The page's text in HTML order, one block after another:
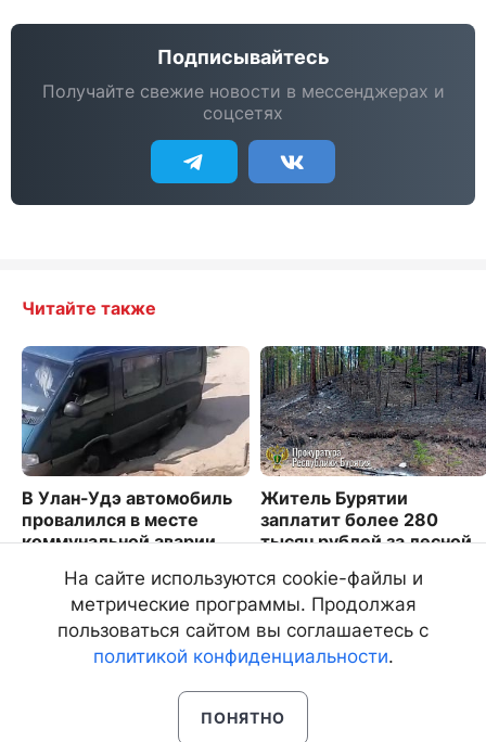
Подписывайтесь
Получайте свежие новости в мессенджерах и
соцсетях
Читайте также
В Улан-Удэ автомобиль
провалился в месте
коммунальной аварии
2330
Житель Бурятии
заплатит более 280
тысяч рублей за лесной
2884
На сайте используются cookie-файлы и
метрические программы. Продолжая
пользоваться сайтом вы соглашаетесь с
политикой конфиденциальности.
ПОНЯТНО